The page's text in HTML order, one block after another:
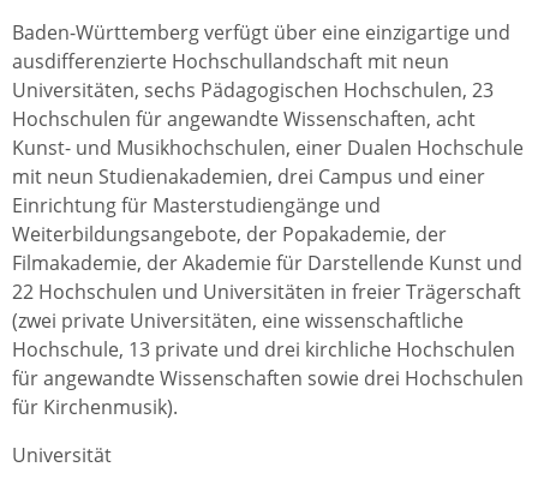
Baden-Württemberg verfügt über eine einzigartige und
ausdifferenzierte Hochschullandschaft mit neun
Universitäten, sechs Pädagogischen Hochschulen, 23
Hochschulen für angewandte Wissenschaften, acht
Kunst- und Musikhochschulen, einer Dualen Hochschule
mit neun Studienakademien, drei Campus und einer
Einrichtung für Masterstudiengänge und
Weiterbildungsangebote, der Popakademie, der
Filmakademie, der Akademie für Darstellende Kunst und
22 Hochschulen und Universitäten in freier Trägerschaft
(zwei private Universitäten, eine wissenschaftliche
Hochschule, 13 private und drei kirchliche Hochschulen
für angewandte Wissenschaften sowie drei Hochschulen
für Kirchenmusik).
Universität